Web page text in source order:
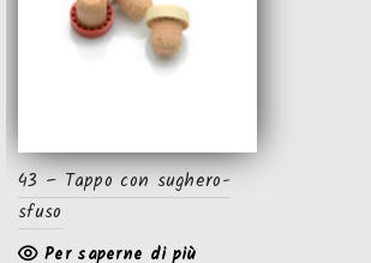
43 – Tappo con sughero-
sfuso
Per saperne di più